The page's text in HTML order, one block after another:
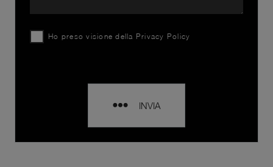
Ho preso visione della Privacy Policy
INVIA